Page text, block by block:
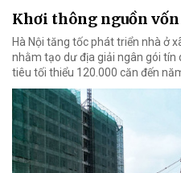
Khơi thông nguồn
Hà Nội tăng tốc phát triển nhà ở
nhằm tạo dư địa giải ngân gói
tiêu tối thiểu 120.000 căn đến